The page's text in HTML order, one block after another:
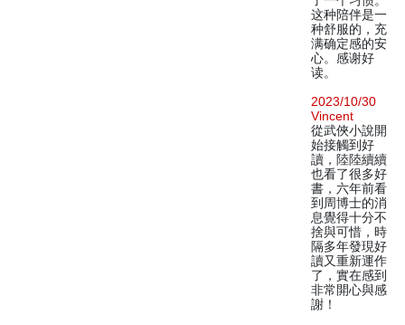
这种陪伴是一
种舒服的，充
满确定感的安
心。感谢好
读。
2023/10/30
Vincent
從武俠小說開
始接觸到好
讀，陸陸續續
也看了很多好
書，六年前看
到周博士的消
息覺得十分不
捨與可惜，時
隔多年發現好
讀又重新運作
了，實在感到
非常開心與感
謝！